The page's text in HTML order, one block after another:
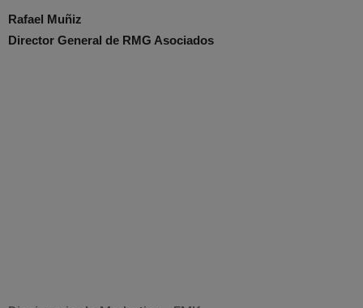
Rafael Muñiz
Director General de RMG Asociados